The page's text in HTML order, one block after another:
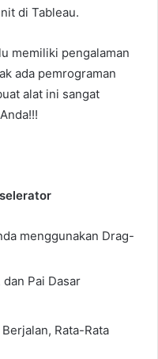
di Tableau.
memiliki pengalaman
ada pemrograman
alat ini sangat
menggunakan Drag-
dan Pai Dasar
Rata-Rata